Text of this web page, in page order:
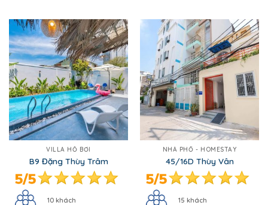
VILLA HỒ BƠI
B9 Đặng Thùy Trâm
10 khách
NHÀ PHỐ - HOMESTAY
45/16D Thùy Vân
15 khách